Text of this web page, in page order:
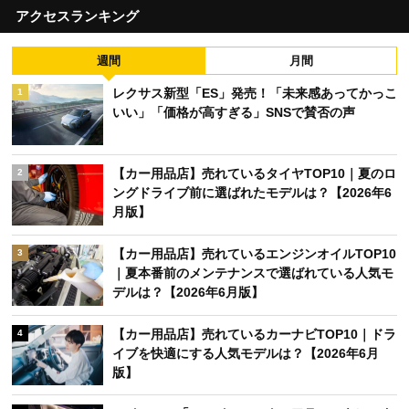
アクセスランキング
週間 月間
1
レクサス新型「ES」発売！「未来感あってかっこ
いい」「価格が高すぎる」SNSで賛否の声
2
【カー用品店】売れているタイヤTOP10｜夏のロ
ングドライブ前に選ばれたモデルは？【2026年6
月版】
3
【カー用品店】売れているエンジンオイルTOP10
｜夏本番前のメンテナンスで選ばれている人気モ
デルは？【2026年6月版】
4
【カー用品店】売れているカーナビTOP10｜ドラ
イブを快適にする人気モデルは？【2026年6月
版】